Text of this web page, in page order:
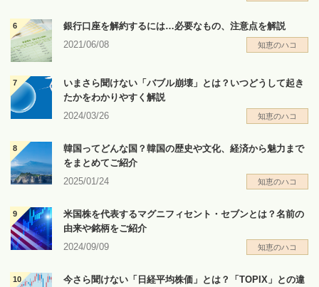
銀行口座を解約するには…必要なもの、注意点を解説
2021/06/08
知恵のハコ
いまさら聞けない「バブル崩壊」とは？いつどうして起き
たかをわかりやすく解説
2024/03/26
知恵のハコ
韓国ってどんな国？韓国の歴史や文化、経済から魅力まで
をまとめてご紹介
2025/01/24
知恵のハコ
米国株を代表するマグニフィセント・セブンとは？名前の
由来や銘柄をご紹介
2024/09/09
知恵のハコ
今さら聞けない「日経平均株価」とは？「TOPIX」との違